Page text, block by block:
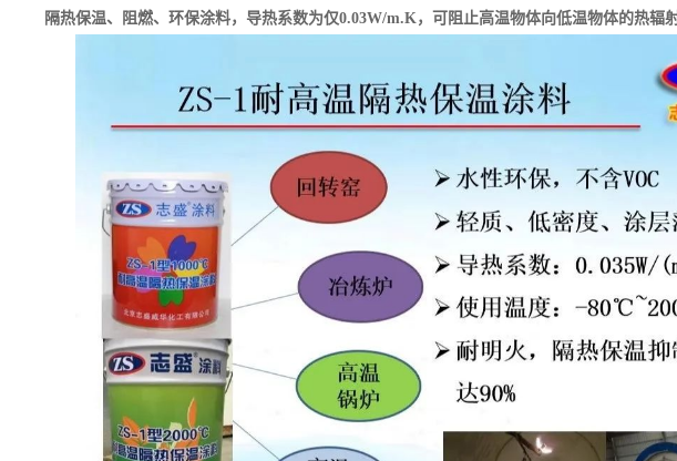
隔热保温、阻燃、环保涂料，导热系数为仅0.03W/m.K，可阻止高温物体向低温物体的热